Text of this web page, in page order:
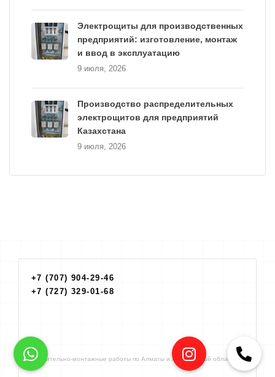
Электрощиты для производственных
предприятий: изготовление, монтаж
и ввод в эксплуатацию
9 июля, 2026
Производство распределительных
электрощитов для предприятий
Казахстана
9 июля, 2026
+7 (707) 904-29-46
+7 (727) 329-01-68
Строительно-монтажные работы по Алматы и Алматинской области